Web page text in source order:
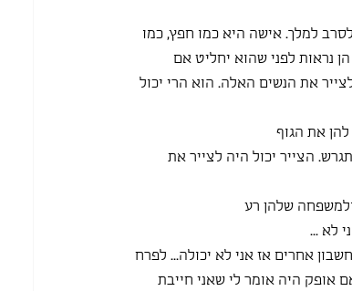
למלך. אישה היא כמו חפץ, כמו
נראות לפני שהוא יחליט אם
את הנשים האלה. הוא הרי יכול
את הגוף
הצייר יכול היה לצייר את
שלהן רע
אחרים אז אני לא יכולה... לפרח
אופק היה אומר לי שאני חייבת